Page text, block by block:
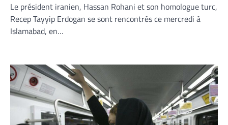
Le président iranien, Hassan Rohani et son homologue turc,
Recep Tayyip Erdogan se sont rencontrés ce mercredi à
Islamabad, en…